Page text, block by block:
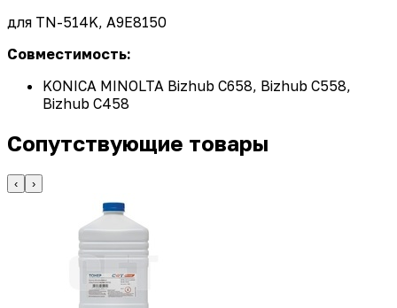
для TN-514K, A9E8150
Совместимость:
KONICA MINOLTA Bizhub C658, Bizhub C558,
Bizhub C458
Сопутствующие товары
‹ ›